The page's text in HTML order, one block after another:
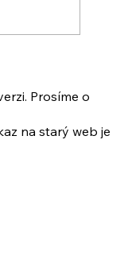
Prosíme o
na starý web je